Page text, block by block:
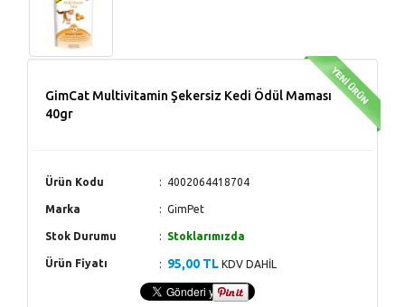
GimCat Multivitamin Şekersiz Kedi Ödül Maması
40gr
Ürün Kodu 4002064418704
Marka GimPet
Stok Durumu Stoklarımızda
Ürün Fiyatı 95,00 TL KDV DAHİL